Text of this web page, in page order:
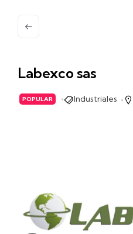
Labexco sas
POPULAR Industriales